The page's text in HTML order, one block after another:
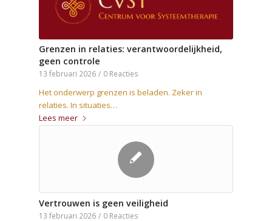
Grenzen in relaties: verantwoordelijkheid,
geen controle
13 februari 2026 / 0 Reacties
Het onderwerp grenzen is beladen. Zeker in
relaties. In situaties…
Lees meer
Vertrouwen is geen veiligheid
13 februari 2026 / 0 Reacties